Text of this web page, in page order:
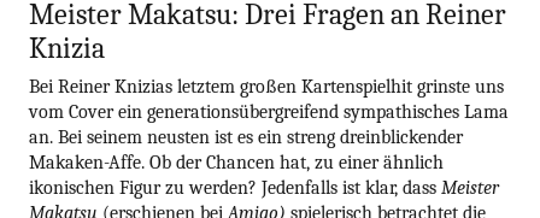
Meister Makatsu: Drei Fragen an Reiner
Knizia
Bei Reiner Knizias letztem großen Kartenspielhit grinste uns
vom Cover ein generationsübergreifend sympathisches Lama
an. Bei seinem neusten ist es ein streng dreinblickender
Makaken-Affe. Ob der Chancen hat, zu einer ähnlich
ikonischen Figur zu werden? Jedenfalls ist klar, dass Meister
Makatsu (erschienen beiAmigo) spielerisch betrachtet die